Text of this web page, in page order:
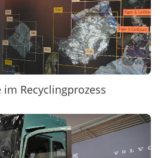
im Recyclingprozess